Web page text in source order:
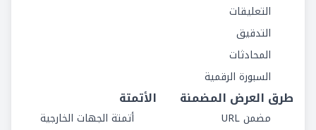
التعليقات
التدقيق
المحادثات
السبورة الرقمية
طرق العرض المضمنة
مضمن URL
الأتمتة
أتمتة الجهات الخارجية